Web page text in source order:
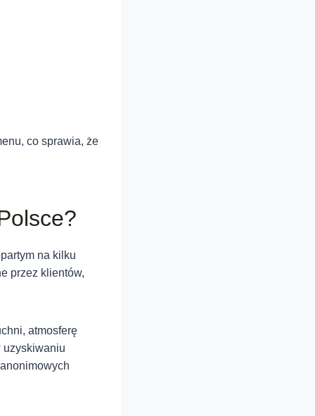
co sprawia, że
na kilku
przez klientów,
atmosferę
uzyskiwaniu